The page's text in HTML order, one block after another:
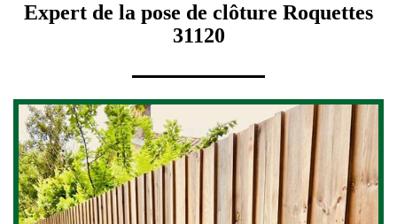
Expert de la pose de clôture Roquettes
31120